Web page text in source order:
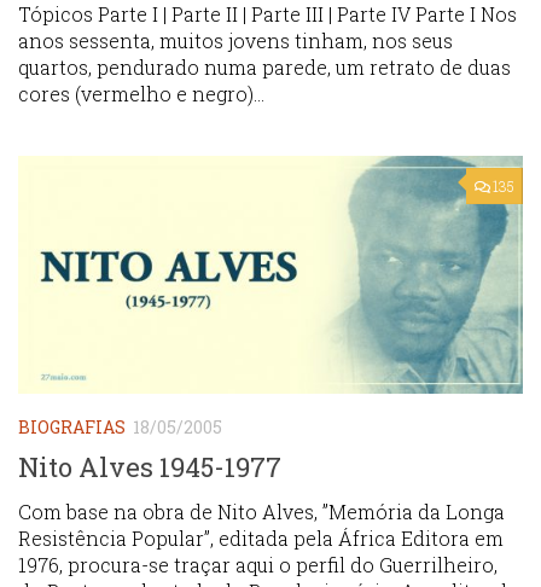
Tópicos Parte I | Parte II | Parte III | Parte IV Parte I Nos
anos sessenta, muitos jovens tinham, nos seus
quartos, pendurado numa parede, um retrato de duas
cores (vermelho e negro)...
135
BIOGRAFIAS 18/05/2005
Nito Alves 1945-1977
Com base na obra de Nito Alves, ”Memória da Longa
Resistência Popular”, editada pela África Editora em
1976, procura-se traçar aqui o perfil do Guerrilheiro,